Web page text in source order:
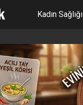
Kadın Sağlığı